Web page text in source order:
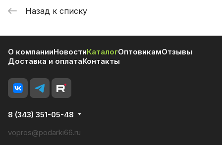
Назад к списку
О компанииНовостиКаталогОптовикамОтзывы
Доставка и оплатаКонтакты
8 (343) 351-05-48
vopros@podarki66.ru